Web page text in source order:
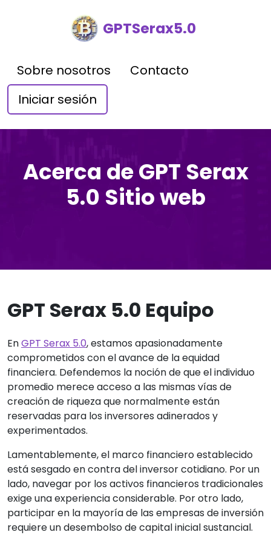
GPTSerax5.0
Sobre nosotros
Contacto
Iniciar sesión
Acerca de GPT Serax
5.0 Sitio web
GPT Serax 5.0 Equipo
EnGPT Serax 5.0, estamos apasionadamente
comprometidos con el avance de la equidad
financiera. Defendemos la noción de que el individuo
promedio merece acceso a las mismas vías de
creación de riqueza que normalmente están
reservadas para los inversores adinerados y
experimentados.
Lamentablemente, el marco financiero establecido
está sesgado en contra del inversor cotidiano. Por un
lado, navegar por los activos financieros tradicionales
exige una experiencia considerable. Por otro lado,
participar en la mayoría de las empresas de inversión
requiere un desembolso de capital inicial sustancial.